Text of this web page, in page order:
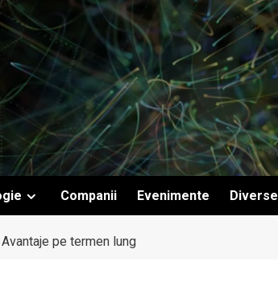
Companii Evenimente Diverse
pe termen lung